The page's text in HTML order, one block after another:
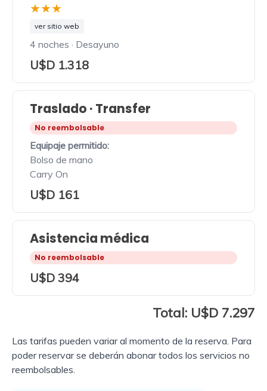
★★★
ver sitio web
4 noches · Desayuno
U$D 1.318
Traslado · Transfer
No reembolsable
Equipaje permitido:
Bolso de mano
Carry On
U$D 161
Asistencia médica
No reembolsable
U$D 394
Total: U$D 7.297
Las tarifas pueden variar al momento de la reserva. Para
poder reservar se deberán abonar todos los servicios no
reembolsables.